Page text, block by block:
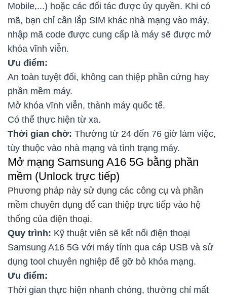
Mobile,...) hoặc các đối tác được ủy quyền. Khi có
mã, bạn chỉ cần lắp SIM khác nhà mạng vào máy,
nhập mã code được cung cấp là máy sẽ được mở
khóa vĩnh viễn.
Ưu điểm:
An toàn tuyệt đối, không can thiệp phần cứng hay
phần mềm máy.
Mở khóa vĩnh viễn, thành máy quốc tế.
Có thể thực hiện từ xa.
Thời gian chờ: Thường từ 24 đến 76 giờ làm việc,
tùy thuộc vào nhà mạng và tình trạng máy.
Mở mạng Samsung A16 5G bằng phần
mềm (Unlock trực tiếp)
Phương pháp này sử dụng các công cụ và phần
mềm chuyên dụng để can thiệp trực tiếp vào hệ
thống của điện thoại.
Quy trình: Kỹ thuật viên sẽ kết nối điện thoại
Samsung A16 5G với máy tính qua cáp USB và sử
dụng tool chuyên nghiệp để gỡ bỏ khóa mạng.
Ưu điểm:
Thời gian thực hiện nhanh chóng, thường chỉ mất